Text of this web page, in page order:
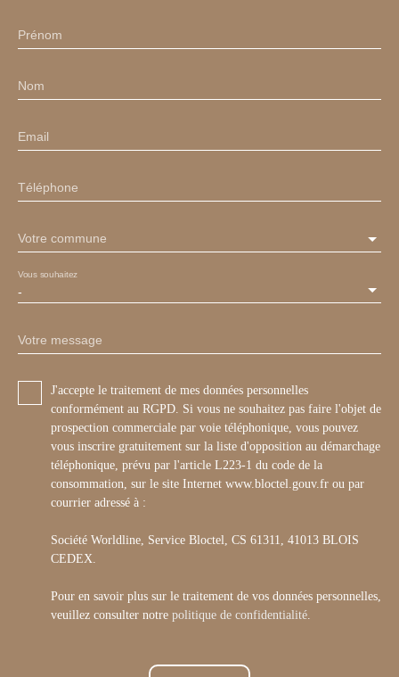
Prénom
Nom
Email
Téléphone
Votre commune
-
Vous souhaitez
Votre message
J'accepte le traitement de mes données personnelles
conformément au RGPD. Si vous ne souhaitez pas faire l'objet de
prospection commerciale par voie téléphonique, vous pouvez
vous inscrire gratuitement sur la liste d'opposition au démarchage
téléphonique, prévu par l'article L223-1 du code de la
consommation, sur le site Internet www.bloctel.gouv.fr ou par
courrier adressé à :
Société Worldline, Service Bloctel, CS 61311, 41013 BLOIS
CEDEX.
Pour en savoir plus sur le traitement de vos données personnelles,
veuillez consulter notre politique de confidentialité.